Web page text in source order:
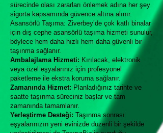
sürecinde olası zararları önlemek adına her şey
sigorta kapsamında güvence altına alınır.
Asansörlü Taşıma: Ziverbey’de çok katlı binalar
için dış cephe asansörlü taşıma hizmeti sunulur,
böylece hem daha hızlı hem daha güvenli bir
taşınma sağlanır.
Ambalajlama Hizmeti: Kırılacak, elektronik
veya özel eşyalarınız için profesyonel
paketleme ile ekstra koruma sağlanır.
Zamanında Hizmet: Planladığınız tarihte ve
saatte taşınma süreciniz başlar ve tam
zamanında tamamlanır.
Yerleştirme Desteği: Taşınma sonrası
eşyalarınızın yeni evinizde düzenli bir şekilde